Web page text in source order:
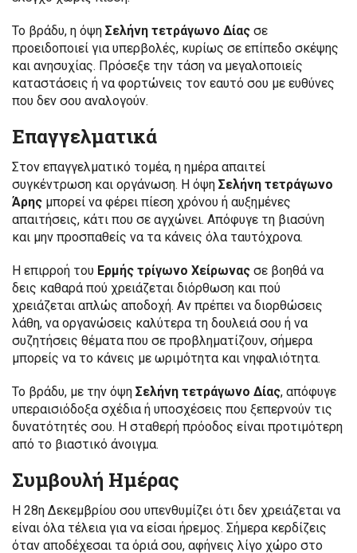
Το βράδυ, η όψη Σελήνη τετράγωνο Δίας σε
προειδοποιεί για υπερβολές, κυρίως σε επίπεδο σκέψης
και ανησυχίας. Πρόσεξε την τάση να μεγαλοποιείς
καταστάσεις ή να φορτώνεις τον εαυτό σου με ευθύνες
που δεν σου αναλογούν.
Επαγγελματικά
Στον επαγγελματικό τομέα, η ημέρα απαιτεί
συγκέντρωση και οργάνωση. Η όψη Σελήνη τετράγωνο
Άρης μπορεί να φέρει πίεση χρόνου ή αυξημένες
απαιτήσεις, κάτι που σε αγχώνει. Απόφυγε τη βιασύνη
και μην προσπαθείς να τα κάνεις όλα ταυτόχρονα.
Η επιρροή του Ερμής τρίγωνο Χείρωνας σε βοηθά να
δεις καθαρά πού χρειάζεται διόρθωση και πού
χρειάζεται απλώς αποδοχή. Αν πρέπει να διορθώσεις
λάθη, να οργανώσεις καλύτερα τη δουλειά σου ή να
συζητήσεις θέματα που σε προβληματίζουν, σήμερα
μπορείς να το κάνεις με ωριμότητα και νηφαλιότητα.
Το βράδυ, με την όψη Σελήνη τετράγωνο Δίας, απόφυγε
υπεραισιόδοξα σχέδια ή υποσχέσεις που ξεπερνούν τις
δυνατότητές σου. Η σταθερή πρόοδος είναι προτιμότερη
από το βιαστικό άνοιγμα.
Συμβουλή Ημέρας
Η 28η Δεκεμβρίου σου υπενθυμίζει ότι δεν χρειάζεται να
είναι όλα τέλεια για να είσαι ήρεμος. Σήμερα κερδίζεις
όταν αποδέχεσαι τα όριά σου, αφήνεις λίγο χώρο στο